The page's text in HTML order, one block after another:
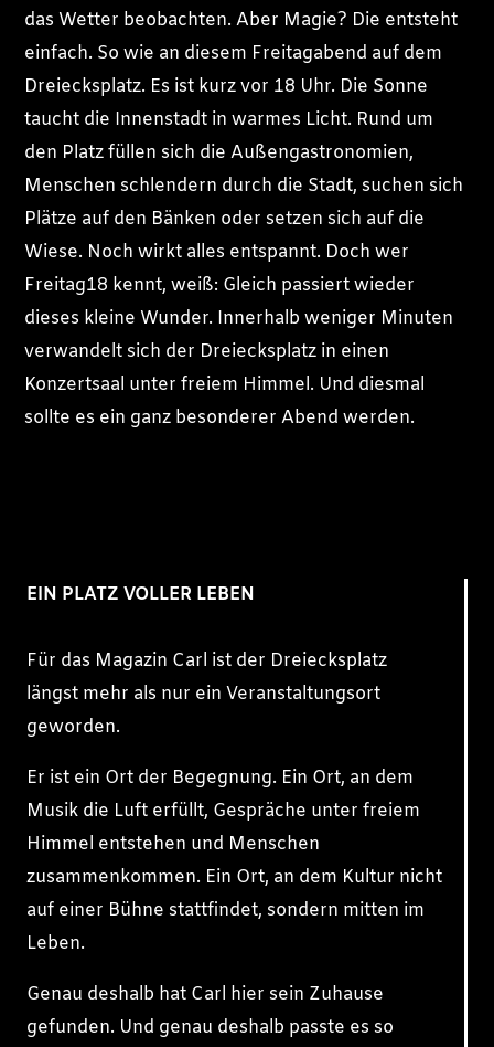
das Wetter beobachten. Aber Magie? Die entsteht
einfach. So wie an diesem Freitagabend auf dem
Dreiecksplatz. Es ist kurz vor 18 Uhr. Die Sonne
taucht die Innenstadt in warmes Licht. Rund um
den Platz füllen sich die Außengastronomien,
Menschen schlendern durch die Stadt, suchen sich
Plätze auf den Bänken oder setzen sich auf die
Wiese. Noch wirkt alles entspannt. Doch wer
Freitag18 kennt, weiß: Gleich passiert wieder
dieses kleine Wunder. Innerhalb weniger Minuten
verwandelt sich der Dreiecksplatz in einen
Konzertsaal unter freiem Himmel. Und diesmal
sollte es ein ganz besonderer Abend werden.
EIN PLATZ VOLLER LEBEN
Für das Magazin Carl ist der Dreiecksplatz
längst mehr als nur ein Veranstaltungsort
geworden.
Er ist ein Ort der Begegnung. Ein Ort, an dem
Musik die Luft erfüllt, Gespräche unter freiem
Himmel entstehen und Menschen
zusammenkommen. Ein Ort, an dem Kultur nicht
auf einer Bühne stattfindet, sondern mitten im
Leben.
Genau deshalb hat Carl hier sein Zuhause
gefunden. Und genau deshalb passte es so